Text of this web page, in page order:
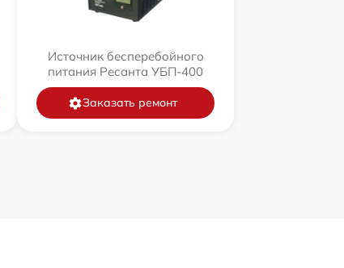
Источник бесперебойного
питания Ресанта УБП-400
Заказать ремонт